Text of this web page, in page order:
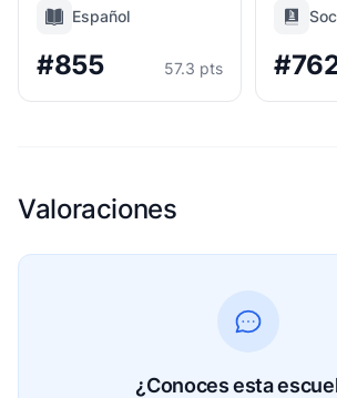
Español
#855 57.3 pts
Valoraciones
¿Conoces esta